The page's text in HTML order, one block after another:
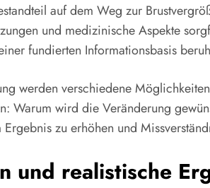
auf dem Weg zur
und medizinische Aspekte
fundierten Informationsbasis
werden verschiedene
Warum wird die Veränderung
zu erhöhen und
und realistische